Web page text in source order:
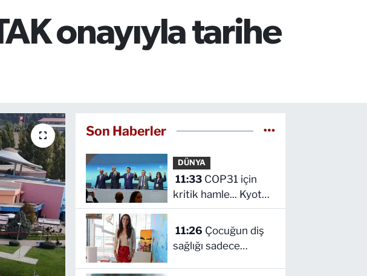
onayıyla tarihe
Son Haberler
DÜNYA
11:33
kritik hamle... Kyoto
ve Paris süreçleri
Türkiye'de
yönetilecek
11:26
sağlığı sadece